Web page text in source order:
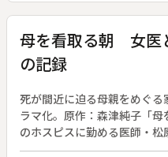
母を看取る朝 女医
の記録
死が間近に迫る母親をめぐ
ラマ化。原作：森津純子「
のホスピスに勤める医師・
いる妹から母の体調がおか